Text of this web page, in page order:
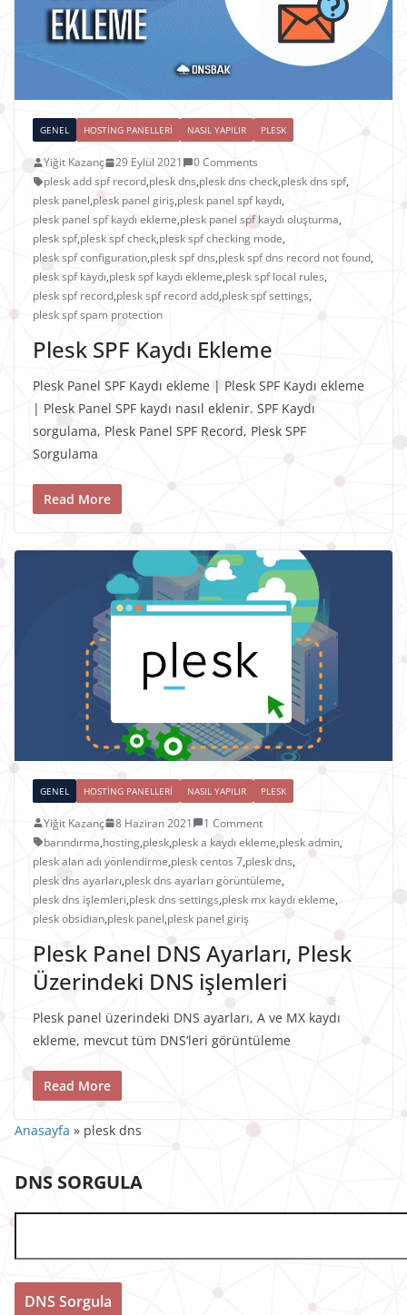
GENEL HOSTING PANELLERI NASIL YAPILIR PLESK
Yiğit Kazanç 29 Eylül 2021
0 Comments
plesk add spf record,plesk dns,plesk dns check,plesk dns spf,
plesk panel,plesk panel giriş,plesk panel spf kaydı,
plesk panel spf kaydı ekleme,plesk panel spf kaydı oluşturma,
plesk spf,plesk spf check,plesk spf checking mode,
plesk spf configuration,plesk spf dns,plesk spf dns record not found,
plesk spf kaydı,plesk spf kaydı ekleme,plesk spf local rules,
plesk spf record,plesk spf record add,plesk spf settings,
plesk spf spam protection
Plesk SPF Kaydı Ekleme
Plesk Panel SPF Kaydı ekleme | Plesk SPF Kaydı ekleme
| Plesk Panel SPF kaydı nasıl eklenir. SPF Kaydı
sorgulama, Plesk Panel SPF Record, Plesk SPF
Sorgulama
Read More
GENEL HOSTING PANELLERI NASIL YAPILIR PLESK
Yiğit Kazanç 8 Haziran 2021
1 Comment
barındırma,hosting,plesk,plesk a kaydı ekleme,plesk admin,
plesk alan adı yönlendirme,plesk centos 7,plesk dns,
plesk dns ayarları,plesk dns ayarları görüntüleme,
plesk dns işlemleri,plesk dns settings,plesk mx kaydı ekleme,
plesk obsidian,plesk panel,plesk panel giriş
Plesk Panel DNS Ayarları, Plesk
Üzerindeki DNS işlemleri
Plesk panel üzerindeki DNS ayarları, A ve MX kaydı
ekleme, mevcut tüm DNS’leri görüntüleme
Read More
Anasayfa » plesk dns
DNS SORGULA